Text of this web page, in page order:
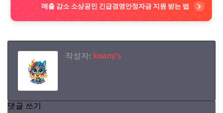
매출 감소 소상공인 긴급경영안정자금 지원 받는 법
작성자: kwany's
댓글 쓰기